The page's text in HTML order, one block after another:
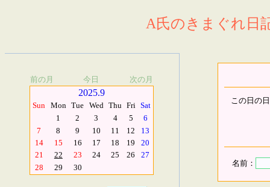
A氏のきまぐれ日
前の月 今日 次の月
2025.9
Sun Mon Tue Wed Thu Fri Sat
1
2 3 4 5
6
7
8 9 10 11 12
13
14
15 16 17 18 19
20
21
22 23 24 25 26
27
28
29 30
この日の
名前：